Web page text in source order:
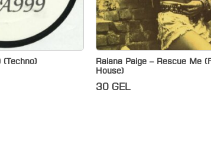
(Techno)
Raiana Paige – Rescue Me
House)
30 GEL